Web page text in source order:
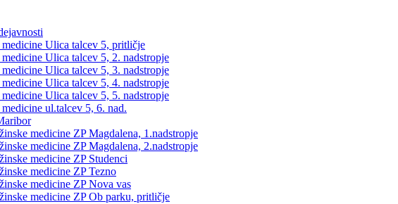
Ulica talcev 5, pritličje
Ulica talcev 5, 2. nadstropje
Ulica talcev 5, 3. nadstropje
Ulica talcev 5, 4. nadstropje
Ulica talcev 5, 5. nadstropje
ul.talcev 5, 6. nad.
medicine ZP Magdalena, 1.nadstropje
medicine ZP Magdalena, 2.nadstropje
medicine ZP Studenci
medicine ZP Tezno
medicine ZP Nova vas
medicine ZP Ob parku, pritličje